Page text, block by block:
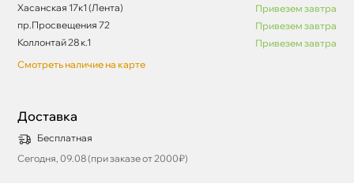
Хасанская 17к1 (Лента)
Привезем завтра
пр.Просвещения 72
Привезем завтра
Коллонтай 28 к.1
Привезем завтра
Смотреть наличие на карте
Доставка
Бесплатная
Сегодня, 09.08 (при заказе от 2000₽)